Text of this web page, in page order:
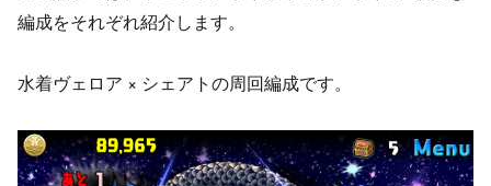
編成をそれぞれ紹介します。
水着ヴェロア × シェアトの周回編成です。